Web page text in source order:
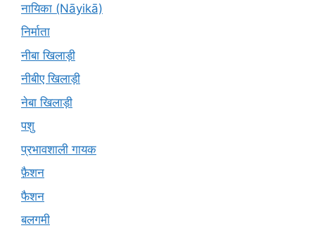
नायिका (Nāyikā)
निर्माता
नीबा खिलाड़ी
नीबीए खिलाड़ी
नेबा खिलाड़ी
पशु
प्रभावशाली गायक
फ़ैशन
फैशन
बलगमी